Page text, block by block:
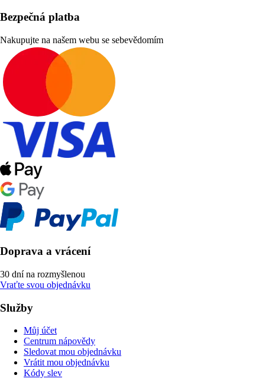
Bezpečná platba
Nakupujte na našem webu se sebevědomím
Doprava a vrácení
30 dní na rozmyšlenou
Vraťte svou objednávku
Služby
Můj účet
Centrum nápovědy
Sledovat mou objednávku
Vrátit mou objednávku
Kódy slev